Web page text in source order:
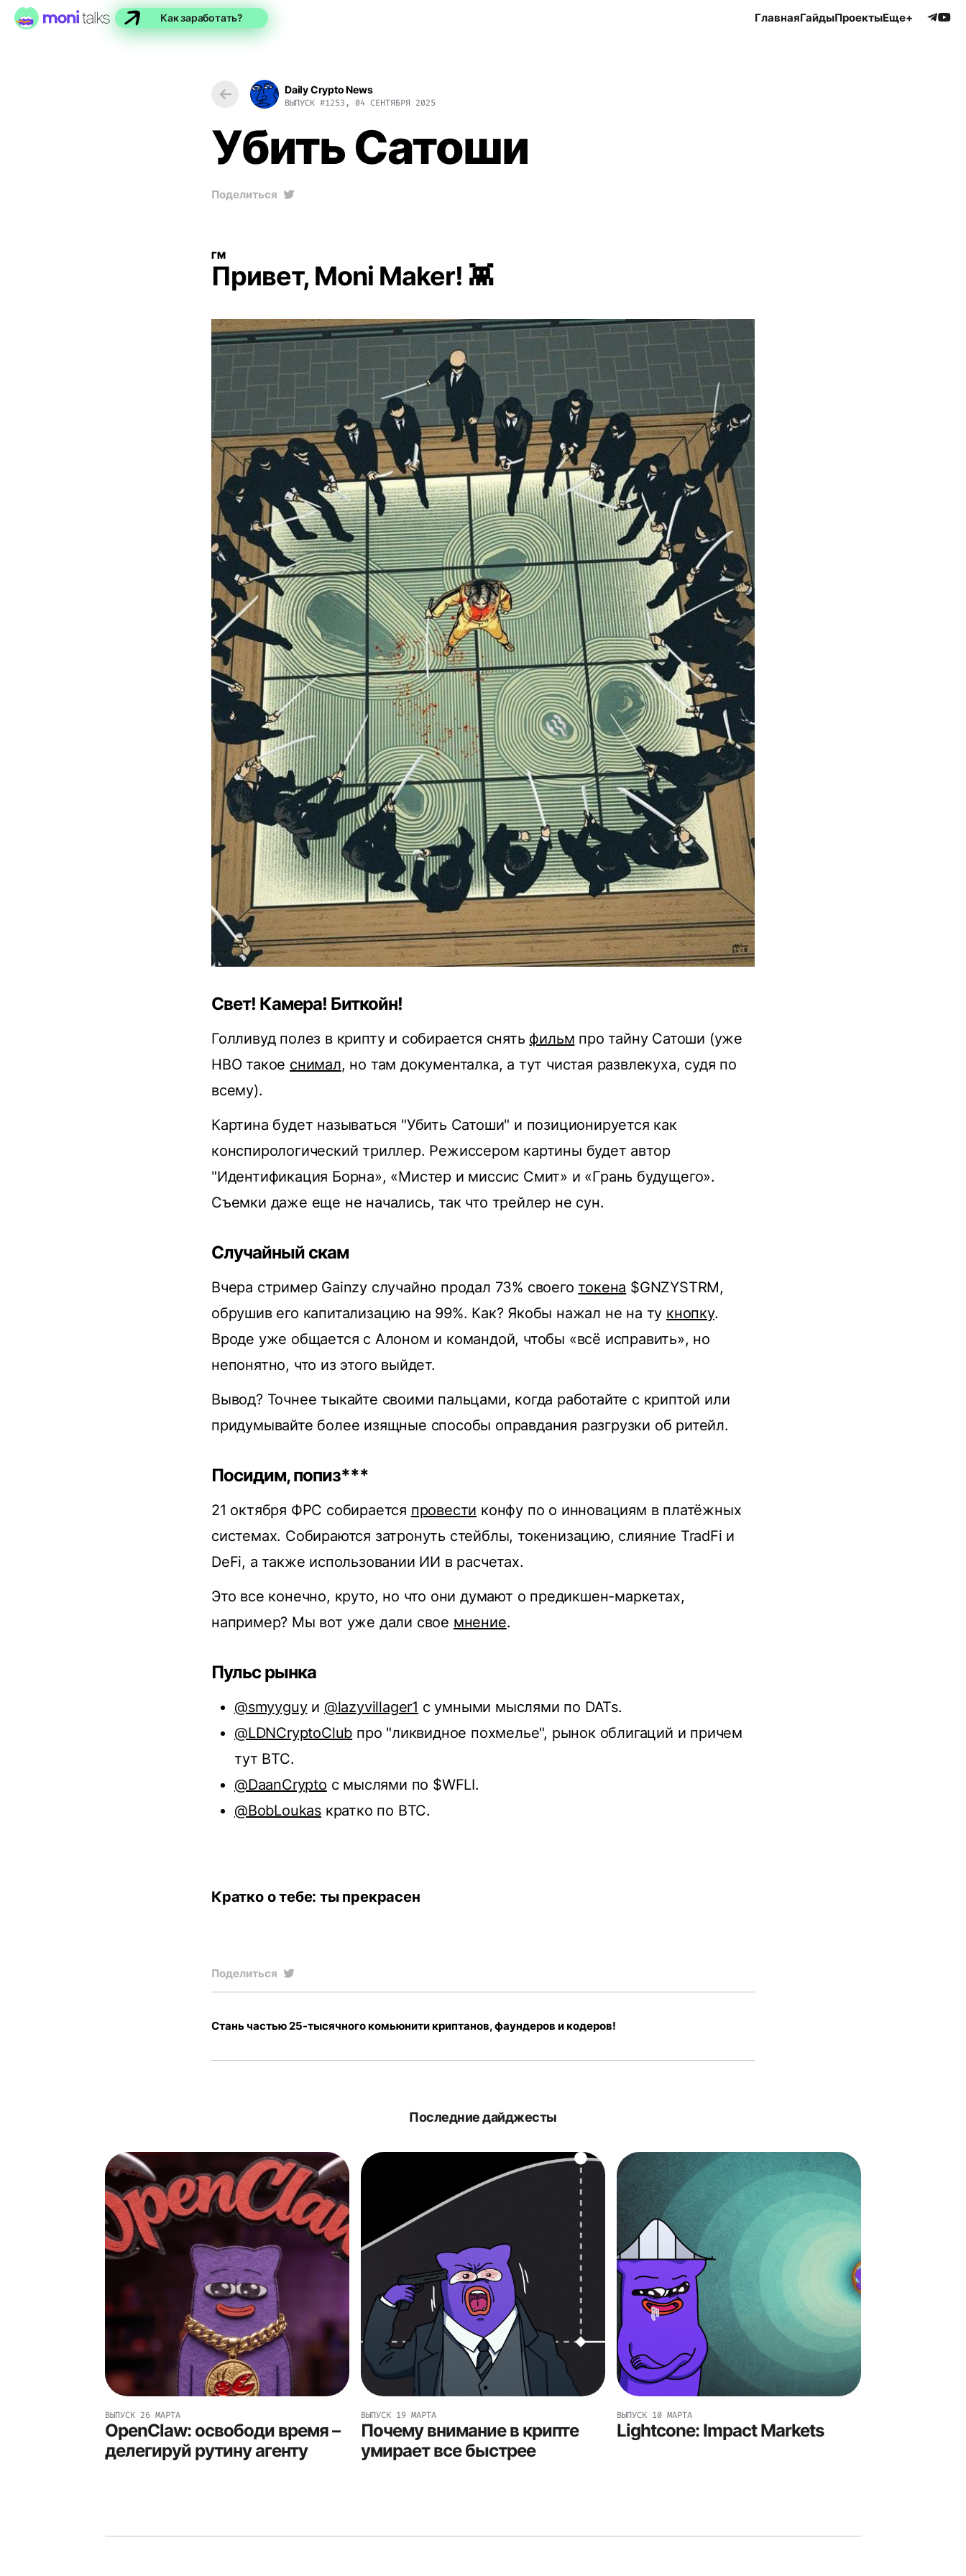
Как заработать? ГлавнаяГайдыПроектыЕще+
Daily Crypto News
ВЫПУСК #1253, 04 СЕНТЯБРЯ 2025
Убить Сатоши
Поделиться
ГМ
Привет, Moni Maker! 👾
Свет! Камера! Биткойн!
Голливуд полез в крипту и собирается снять фильм про тайну Сатоши (уже
HBO такое снимал, но там документалка, а тут чистая развлекуха, судя по
всему).
Картина будет называться "Убить Сатоши" и позиционируется как
конспирологический триллер. Режиссером картины будет автор
"Идентификация Борна», «Мистер и миссис Смит» и «Грань будущего».
Cъемки даже еще не начались, так что трейлер не сун.
Случайный скам
Вчера стример Gainzy случайно продал 73% своего токена $GNZYSTRM,
обрушив его капитализацию на 99%. Как? Якобы нажал не на ту кнопку.
Вроде уже общается с Алоном и командой, чтобы «всё исправить», но
непонятно, что из этого выйдет.
Вывод? Точнее тыкайте своими пальцами, когда работайте с криптой или
придумывайте более изящные способы оправдания разгрузки об ритейл.
Посидим, попиз***
21 октября ФРС собирается провести конфу по о инновациям в платёжных
системах. Cобираются затронуть стейблы, токенизацию, cлияние TradFi и
DeFi, а также использовании ИИ в расчетах.
Это все конечно, круто, но что они думают о предикшен-маркетах,
например? Мы вот уже дали свое мнение.
Пульс рынка
@smyyguyи @lazyvillager1 с умными мыслями по DATs.
@LDNCryptoClub про "ликвидное похмелье", рынок облигаций и причем
тут BTC.
@DaanCrypto c мыслями по $WFLI.
@BobLoukas кратко по BTC.
Кратко о тебе: ты прекрасен
Поделиться
Стань частью 25-тысячного комьюнити криптанов, фаундеров и кодеров!
Последние дайджесты
ВЫПУСК 26 МАРТА
OpenClaw: освободи время –
делегируй рутину агенту
ВЫПУСК 19 МАРТА
Почему внимание в крипте
умирает все быстрее
ВЫПУСК 10 МАРТА
Lightcone: Impact Markets